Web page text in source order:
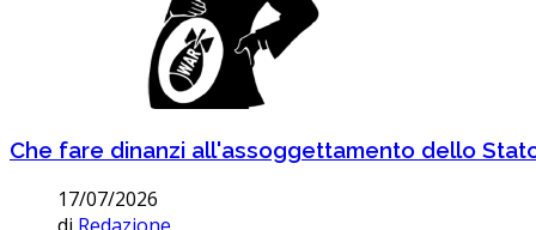
Che fare dinanzi all'assoggettamento dello
17/07/2026